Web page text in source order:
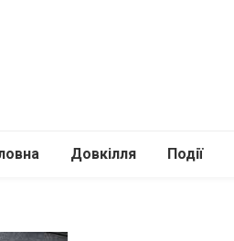
Довкілля Події